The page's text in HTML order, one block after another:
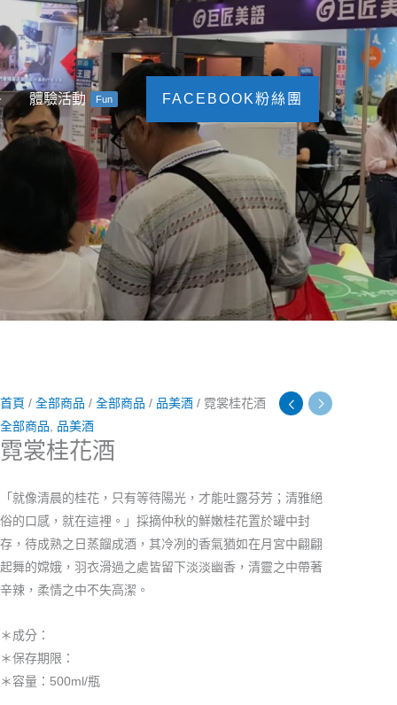
體驗活動 Fun FACEBOOK粉絲團
首頁 /全部商品 /全部商品 / 品美酒 / 霓裳桂花酒
全部商品
品美酒
霓裳桂花酒
「就像清晨的桂花，只有等待陽光，才能吐露芬芳；清雅絕
俗的口感，就在這裡。」採摘仲秋的鮮嫩桂花置於罐中封
存，待成熟之日蒸餾成酒，其冷冽的香氣猶如在月宮中翩翩
起舞的嫦娥，羽衣滑過之處皆留下淡淡幽香，清靈之中帶著
辛辣，柔情之中不失高潔。
＊成分：
＊保存期限：
＊容量：500ml/瓶